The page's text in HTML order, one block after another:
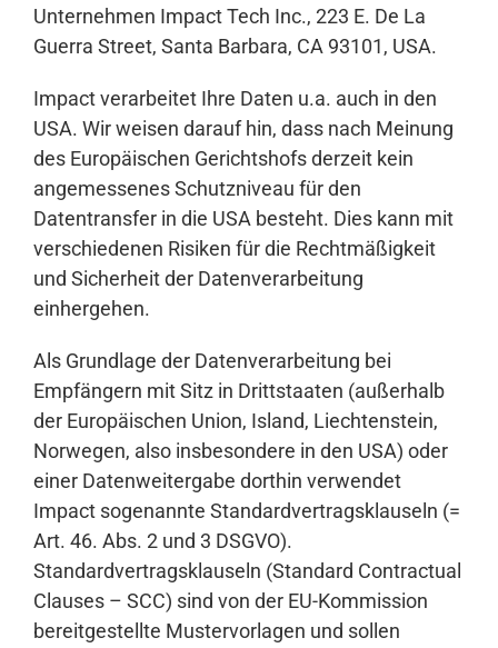
Unternehmen Impact Tech Inc., 223 E. De La
Guerra Street, Santa Barbara, CA 93101, USA.
Impact verarbeitet Ihre Daten u.a. auch in den
USA. Wir weisen darauf hin, dass nach Meinung
des Europäischen Gerichtshofs derzeit kein
angemessenes Schutzniveau für den
Datentransfer in die USA besteht. Dies kann mit
verschiedenen Risiken für die Rechtmäßigkeit
und Sicherheit der Datenverarbeitung
einhergehen.
Als Grundlage der Datenverarbeitung bei
Empfängern mit Sitz in Drittstaaten (außerhalb
der Europäischen Union, Island, Liechtenstein,
Norwegen, also insbesondere in den USA) oder
einer Datenweitergabe dorthin verwendet
Impact sogenannte Standardvertragsklauseln (=
Art. 46. Abs. 2 und 3 DSGVO).
Standardvertragsklauseln (Standard Contractual
Clauses – SCC) sind von der EU-Kommission
bereitgestellte Mustervorlagen und sollen